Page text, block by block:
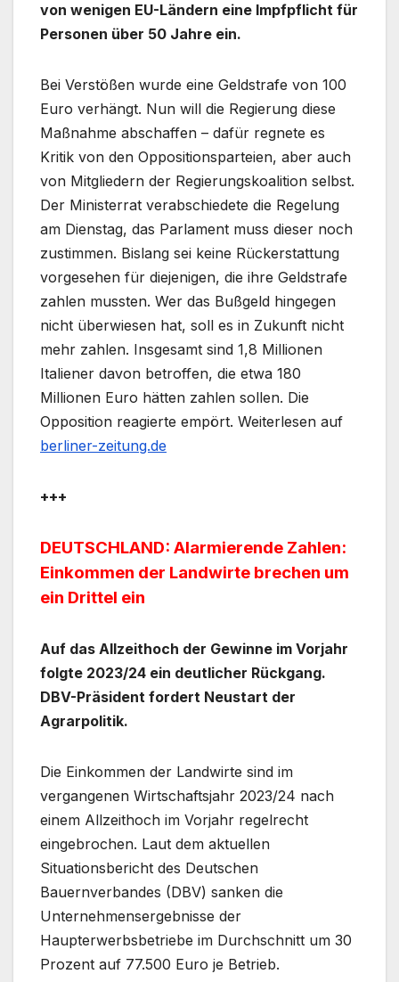
von wenigen EU-Ländern eine Impfpflicht für
Personen über 50 Jahre ein.
Bei Verstößen wurde eine Geldstrafe von 100
Euro verhängt. Nun will die Regierung diese
Maßnahme abschaffen – dafür regnete es
Kritik von den Oppositionsparteien, aber auch
von Mitgliedern der Regierungskoalition selbst.
Der Ministerrat verabschiedete die Regelung
am Dienstag, das Parlament muss dieser noch
zustimmen. Bislang sei keine Rückerstattung
vorgesehen für diejenigen, die ihre Geldstrafe
zahlen mussten. Wer das Bußgeld hingegen
nicht überwiesen hat, soll es in Zukunft nicht
mehr zahlen. Insgesamt sind 1,8 Millionen
Italiener davon betroffen, die etwa 180
Millionen Euro hätten zahlen sollen. Die
Opposition reagierte empört. Weiterlesen auf
berliner-zeitung.de
+++
DEUTSCHLAND: Alarmierende Zahlen:
Einkommen der Landwirte brechen um
ein Drittel ein
Auf das Allzeithoch der Gewinne im Vorjahr
folgte 2023/24 ein deutlicher Rückgang.
DBV-Präsident fordert Neustart der
Agrarpolitik.
Die Einkommen der Landwirte sind im
vergangenen Wirtschaftsjahr 2023/24 nach
einem Allzeithoch im Vorjahr regelrecht
eingebrochen. Laut dem aktuellen
Situationsbericht des Deutschen
Bauernverbandes (DBV) sanken die
Unternehmensergebnisse der
Haupterwerbsbetriebe im Durchschnitt um 30
Prozent auf 77.500 Euro je Betrieb.